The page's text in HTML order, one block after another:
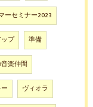
ーセミナー2023
プ 準備
楽仲間
ヴィオラ